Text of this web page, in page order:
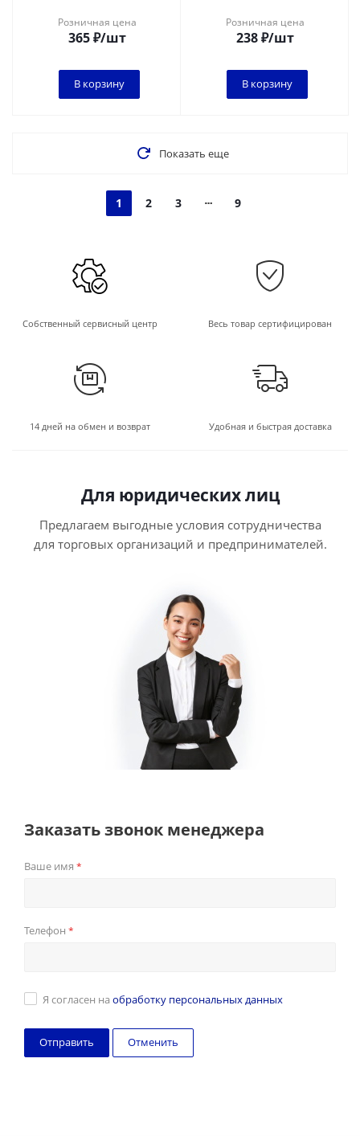
Розничная цена
365₽/шт
В корзину
Розничная цена
238₽/шт
В корзину
Показать еще
1 2 3 9
Собственный сервисный центр Весь товар сертифицирован
14 дней на обмен и возврат Удобная и быстрая доставка
Для юридических лиц
Предлагаем выгодные условия сотрудничества
для торговых организаций и предпринимателей.
Заказать звонок менеджера
Ваше имя *
Телефон *
Я согласен на обработку персональных данных
Отменить